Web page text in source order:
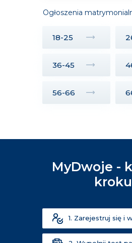
Ogłoszenia
18-25
36-45
56-66
MyDwoje -
kroku
1. Zarejestruj się i